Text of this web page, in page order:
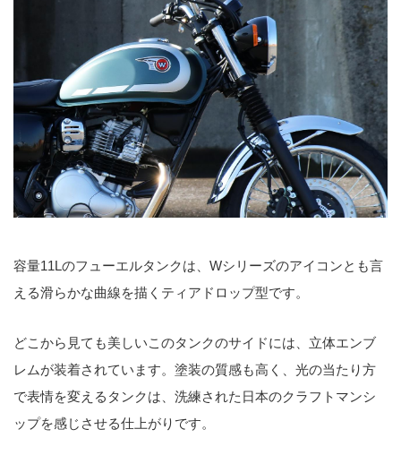
容量11Lのフューエルタンクは、Wシリーズのアイコンとも言
える滑らかな曲線を描くティアドロップ型です。
どこから見ても美しいこのタンクのサイドには、立体エンブ
レムが装着されています。塗装の質感も高く、光の当たり方
で表情を変えるタンクは、洗練された日本のクラフトマンシ
ップを感じさせる仕上がりです。